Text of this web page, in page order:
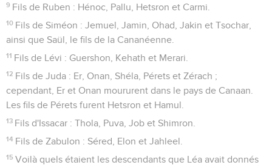
9 Fils de Ruben : Hénoc, Pallu, Hetsron et Carmi.
10 Fils de Siméon : Jemuel, Jamin, Ohad, Jakin et Tsochar,
ainsi que Saül, le fils de la Cananéenne.
11 Fils de Lévi : Guershon, Kehath et Merari.
12 Fils de Juda : Er, Onan, Shéla, Pérets et Zérach ;
cependant, Er et Onan moururent dans le pays de Canaan.
Les fils de Pérets furent Hetsron et Hamul.
13 Fils d'Issacar : Thola, Puva, Job et Shimron.
14 Fils de Zabulon : Séred, Elon et Jahleel.
15 Voilà quels étaient les descendants que Léa avait donnés